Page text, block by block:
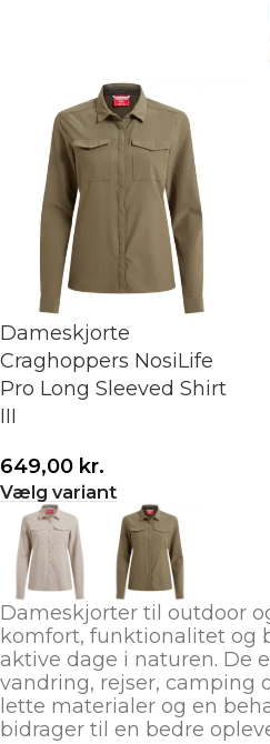
Dameskjorte
Craghoppers NosiLife
Pro Long Sleeved Shirt
III
649,00 kr.
Vælg variant
Dameskjorter til outdoor
komfort, funktionalitet og
aktive dage i naturen. De
vandring, rejser, camping
lette materialer og en
bidrager til en bedre